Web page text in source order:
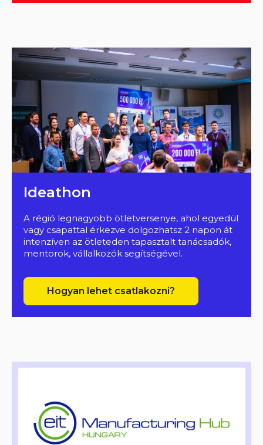
Ideathon
A régió legnagyobb ötletversenye, ahol egyedül
vagy csapattal érkezve dolgozhatsz 2 napon át
intenzíven az ötleteden tapasztalt tanácsadók,
mentorok, vállalkozók segítségével.
Hogyan lehet csatlakozni?